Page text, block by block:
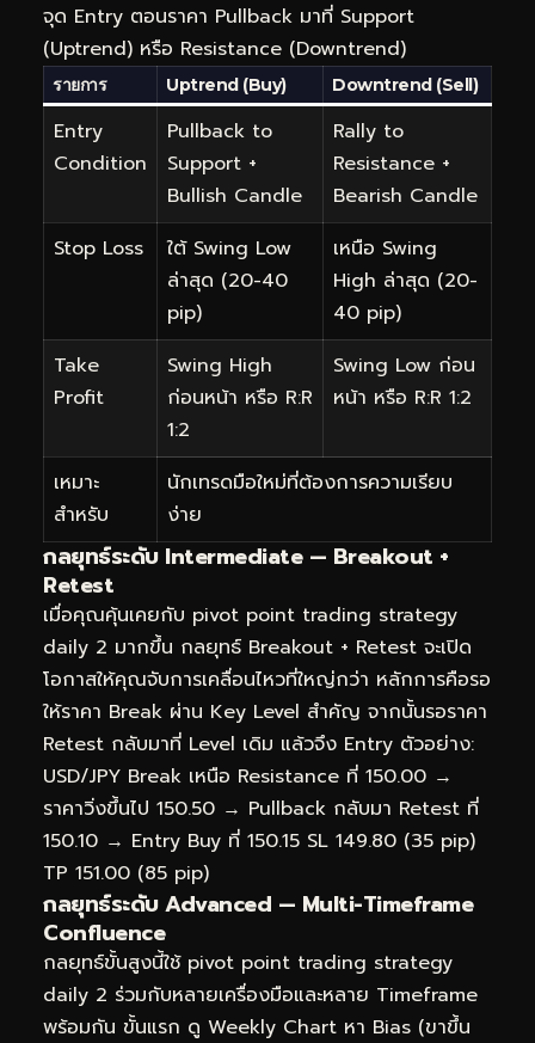
จุด Entry ตอนราคา Pullback มาที่ Support
(Uptrend) หรือ Resistance (Downtrend)
รายการ Uptrend (Buy) Downtrend (Sell)
Entry
Condition
Pullback to
Support +
Bullish Candle
Rally to
Resistance +
Bearish Candle
Stop Loss
ใต้ Swing Low
ล่าสุด (20-40
pip)
เหนือ Swing
High ล่าสุด (20-
40 pip)
Take
Profit
Swing High
ก่อนหน้า หรือ R:R
1:2
Swing Low ก่อน
หน้า หรือ R:R 1:2
เหมาะ
สำหรับ
นักเทรดมือใหม่ที่ต้องการความเรียบ
ง่าย
กลยุทธ์ระดับ Intermediate — Breakout +
Retest
เมื่อคุณคุ้นเคยกับ pivot point trading strategy
daily 2 มากขึ้น กลยุทธ์ Breakout + Retest จะเปิด
โอกาสให้คุณจับการเคลื่อนไหวที่ใหญ่กว่า หลักการคือรอ
ให้ราคา Break ผ่าน Key Level สำคัญ จากนั้นรอราคา
Retest กลับมาที่ Level เดิม แล้วจึง Entry ตัวอย่าง:
USD/JPY Break เหนือ Resistance ที่ 150.00 →
ราคาวิ่งขึ้นไป 150.50 → Pullback กลับมา Retest ที่
150.10 → Entry Buy ที่ 150.15 SL 149.80 (35 pip)
TP 151.00 (85 pip)
กลยุทธ์ระดับ Advanced — Multi-Timeframe
Confluence
กลยุทธ์ขั้นสูงนี้ใช้ pivot point trading strategy
daily 2 ร่วมกับหลายเครื่องมือและหลาย Timeframe
พร้อมกัน ขั้นแรก ดู Weekly Chart หา Bias (ขาขึ้น